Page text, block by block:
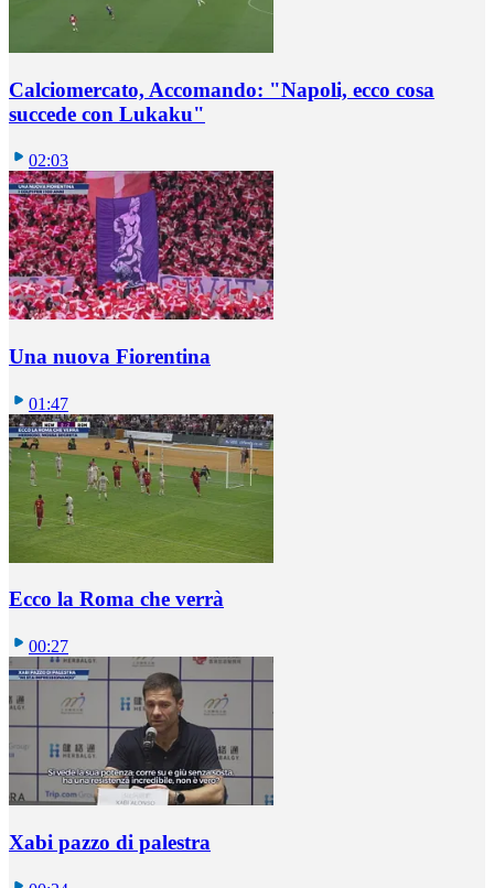
Calciomercato, Accomando: "Napoli, ecco cosa
succede con Lukaku"
02:03
Una nuova Fiorentina
01:47
Ecco la Roma che verrà
00:27
Xabi pazzo di palestra